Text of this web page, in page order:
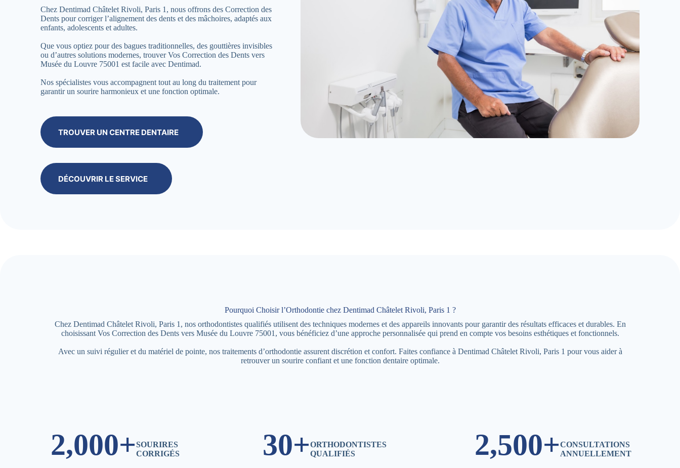
Chez Dentimad Châtelet Rivoli, Paris 1, nous offrons des Correction des
Dents pour corriger l’alignement des dents et des mâchoires, adaptés aux
enfants, adolescents et adultes.
Que vous optiez pour des bagues traditionnelles, des gouttières invisibles
ou d’autres solutions modernes, trouver Vos Correction des Dents vers
Musée du Louvre 75001 est facile avec Dentimad.
Nos spécialistes vous accompagnent tout au long du traitement pour
garantir un sourire harmonieux et une fonction optimale.
TROUVER UN CENTRE DENTAIRE
DÉCOUVRIR LE SERVICE
Pourquoi Choisir l’Orthodontie chez Dentimad Châtelet Rivoli, Paris 1 ?
Chez Dentimad Châtelet Rivoli, Paris 1, nos orthodontistes qualifiés utilisent des techniques modernes et des appareils innovants pour garantir des résultats efficaces et durables. En
choisissant Vos Correction des Dents vers Musée du Louvre 75001, vous bénéficiez d’une approche personnalisée qui prend en compte vos besoins esthétiques et fonctionnels.
Avec un suivi régulier et du matériel de pointe, nos traitements d’orthodontie assurent discrétion et confort. Faites confiance à Dentimad Châtelet Rivoli, Paris 1 pour vous aider à
retrouver un sourire confiant et une fonction dentaire optimale.
2,000+SOURIRES
CORRIGÉS
30+ORTHODONTISTES
QUALIFIÉS
2,500+CONSULTATIONS
ANNUELLEMENT